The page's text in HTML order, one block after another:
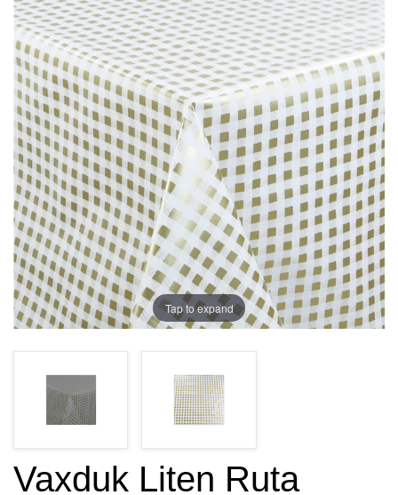
Register Sign In
Tap to expand
Vaxduk Liten Ruta